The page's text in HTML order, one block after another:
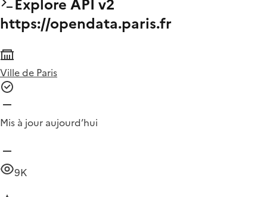
Explore API v2
https://opendata.paris.fr
Ville de Paris
Mis à jour aujourd’hui
9K